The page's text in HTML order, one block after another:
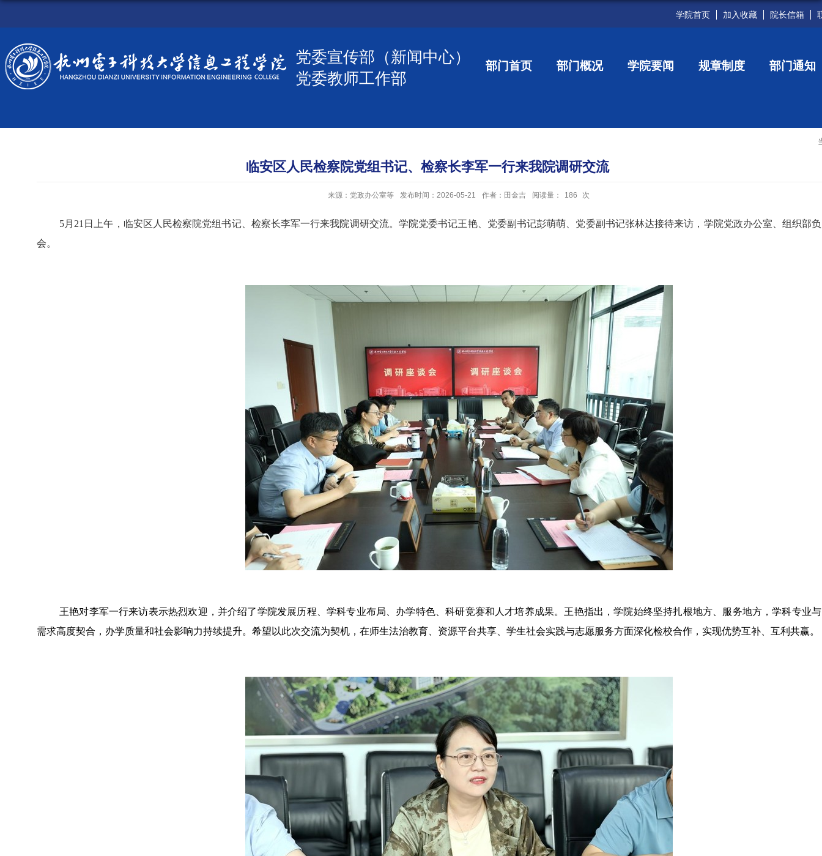
学院首页 加入收藏 院长信箱
党委宣传部（新闻中心）
党委教师工作部
部门首页 部门概况 学院要闻 规章制度 部门通知
临安区人民检察院党组书记、检察长李军一行来我院调研交流
来源：党政办公室等 发布时间：2026-05-21 作者：田金吉 阅读量： 186 次
5月 21 日上午，临安区人民检察院党组书记、检察长李军一行来我院调研交流。学院党委书记王艳、党委副书记彭萌萌、党委副书记张林达接待来访，学院党政办公室、组织部
会。
王艳对李军一行来访表示热烈欢迎，并介绍了学院发展历程 学科专业布局 办学特色 、科研竞赛和 人才培养成果。王艳指出，学院始终坚持扎根地方 服务地方 ，学科专业
需求高度契合，办学质量和社会影响力持续提升。希望以此次交流为契机，在师生法治教育 资源平台共享 学生社会实践与志愿服务方面深化检校合作，实现优势互补、互利共赢。